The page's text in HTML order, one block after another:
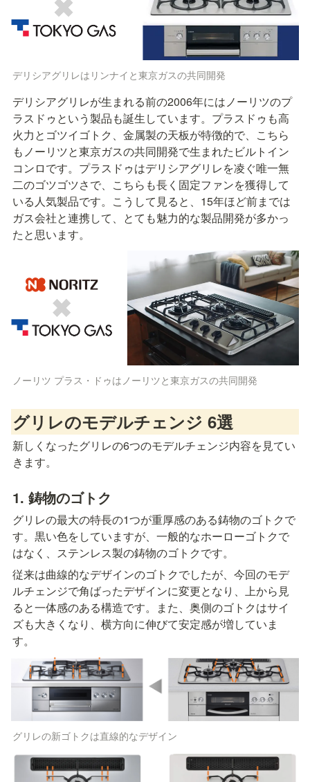
デリシアグリレはリンナイと東京ガスの共同開発
デリシアグリレが生まれる前の2006年にはノーリツのプ
ラスドゥという製品も誕生しています。プラスドゥも高
火力とゴツイゴトク、金属製の天板が特徴的で、こちら
もノーリツと東京ガスの共同開発で生まれたビルトイン
コンロです。プラスドゥはデリシアグリレを凌ぐ唯一無
二のゴツゴツさで、こちらも長く固定ファンを獲得して
いる人気製品です。こうして見ると、15年ほど前までは
ガス会社と連携して、とても魅力的な製品開発が多かっ
たと思います。
ノーリツ プラス・ドゥはノーリツと東京ガスの共同開発
グリレのモデルチェンジ 6選
新しくなったグリレの6つのモデルチェンジ内容を見てい
きます。
1. 鋳物のゴトク
グリレの最大の特長の1つが重厚感のある鋳物のゴトクで
す。黒い色をしていますが、一般的なホーローゴトクで
はなく、ステンレス製の鋳物のゴトクです。
従来は曲線的なデザインのゴトクでしたが、今回のモデ
ルチェンジで角ばったデザインに変更となり、上から見
ると一体感のある構造です。また、奥側のゴトクはサイ
ズも大きくなり、横方向に伸びて安定感が増していま
す。
グリレの新ゴトクは直線的なデザイン